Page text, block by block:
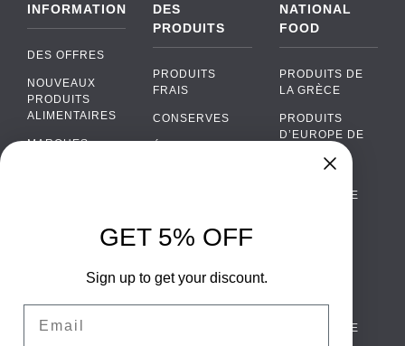
INFORMATION
DES OFFRES
NOUVEAUX
PRODUITS
ALIMENTAIRES
MARQUES
CONTACTEZ
TERMES ET
DES
PRODUITS
PRODUITS
FRAIS
CONSERVES
ALCOOL
ALIMENTAIRES
NATIONAL
FOOD
PRODUITS DE
LA GRÈCE
PRODUITS
D’EUROPE DE
PORTUGAISE
SCANDINAVE
WhatsApp
Facebook Messenger
GET 5% OFF
Sign up to get your discount.